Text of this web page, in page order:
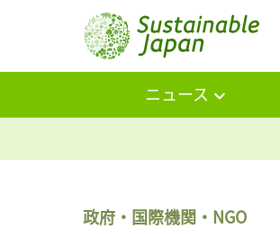
ニュース
政府・国際機関・NGO